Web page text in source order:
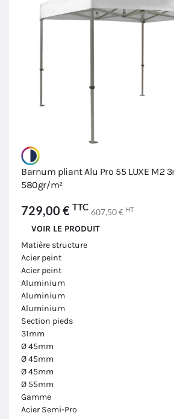
Barnum pliant Alu Pro 55 LUXE M2
580gr/m²
729,00 € TTC 607,50 € HT
VOIR LE PRODUIT
Matière structure
Acier peint
Acier peint
Aluminium
Aluminium
Aluminium
Section pieds
31mm
Ø 45mm
Ø 45mm
Ø 45mm
Ø 55mm
Gamme
Acier Semi-Pro